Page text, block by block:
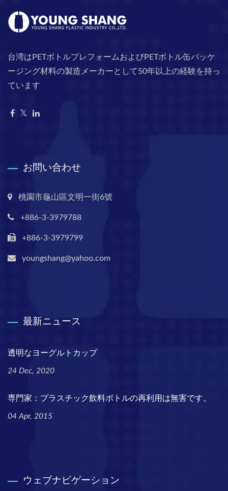
台湾はPETボトルプレフォームおよびPETボトル缶パッケ
ージング材料の製造メーカーとして50年以上の経験を持っ
ています
お問い合わせ
桃園市龜山區文明一街6號
+886-3-3979788
+886-3-3979799
youngshang@yahoo.com
最新ニュース
透明なヨーグルトカップ
24 Dec, 2020
専門家：プラスチック飲料ボトルの再利用は無害です。
04 Apr, 2015
ウェブナビゲーション